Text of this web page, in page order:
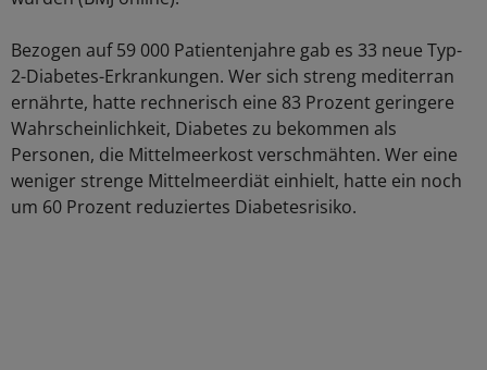
Bezogen auf 59 000 Patientenjahre gab es 33 neue Typ-
2-Diabetes-Erkrankungen. Wer sich streng mediterran
ernährte, hatte rechnerisch eine 83 Prozent geringere
Wahrscheinlichkeit, Diabetes zu bekommen als
Personen, die Mittelmeerkost verschmähten. Wer eine
weniger strenge Mittelmeerdiät einhielt, hatte ein noch
um 60 Prozent reduziertes Diabetesrisiko.